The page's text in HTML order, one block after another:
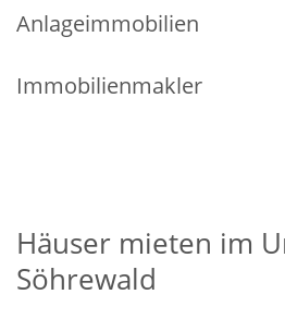
Anlageimmobilien
Immobilienmakler
Häuser mieten im
Söhrewald